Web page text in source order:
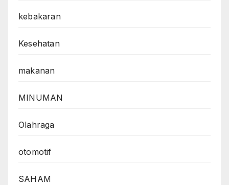
kebakaran
Kesehatan
makanan
MINUMAN
Olahraga
otomotif
SAHAM